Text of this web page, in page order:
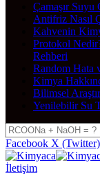
Çamaşır
Antifriz Nasıl
Kahvenin
Protokol
Rehberi
Random Hata
Kimya
Bilimsel
Yenilebilir Su
Facebook X (Twitter)
İletişim